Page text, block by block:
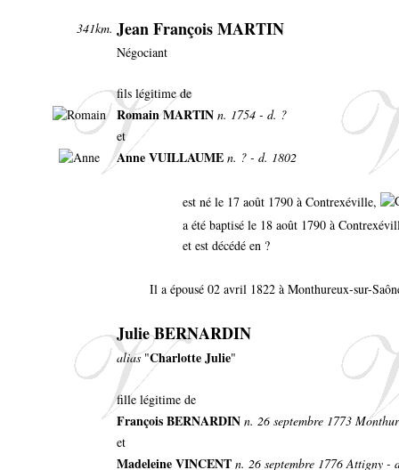
341km. Jean François MARTIN
Négociant
fils légitime de
Romain MARTIN n. 1754 - d. ?
et
Anne VUILLAUME n. ? - d. 1802
est né le 17 août 1790 à Contrexéville,
a été baptisé le 18 août 1790 à
et est décédé en ?
Il a épousé 02 avril 1822 à Monthureux-sur-
Julie BERNARDIN
alias"Charlotte Julie"
fille légitime de
François BERNARDIN n. 26 septembre 1773
et
Madeleine VINCENT n. 26 septembre 1776 Attigny -